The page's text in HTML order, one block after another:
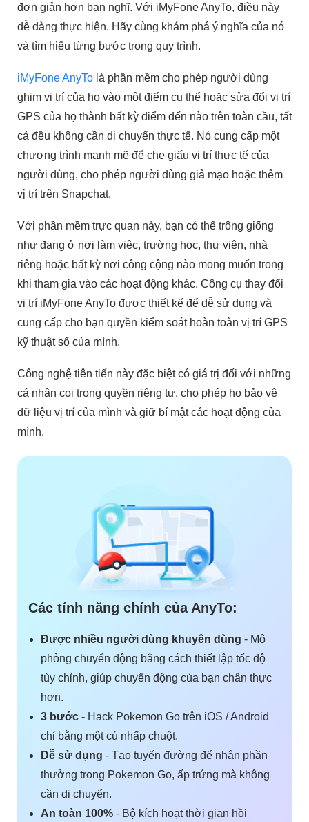
đơn giản hơn bạn nghĩ. Với iMyFone AnyTo, điều này
dễ dàng thực hiện. Hãy cùng khám phá ý nghĩa của nó
và tìm hiểu từng bước trong quy trình.
iMyFone AnyTo là phần mềm cho phép người dùng
ghim vị trí của họ vào một điểm cụ thể hoặc sửa đổi vị trí
GPS của họ thành bất kỳ điểm đến nào trên toàn cầu, tất
cả đều không cần di chuyển thực tế. Nó cung cấp một
chương trình mạnh mẽ để che giấu vị trí thực tế của
người dùng, cho phép người dùng giả mạo hoặc thêm
vị trí trên Snapchat.
Với phần mềm trực quan này, bạn có thể trông giống
như đang ở nơi làm việc, trường học, thư viện, nhà
riêng hoặc bất kỳ nơi công cộng nào mong muốn trong
khi tham gia vào các hoạt động khác. Công cụ thay đổi
vị trí iMyFone AnyTo được thiết kế để dễ sử dụng và
cung cấp cho bạn quyền kiểm soát hoàn toàn vị trí GPS
kỹ thuật số của mình.
Công nghệ tiên tiến này đặc biệt có giá trị đối với những
cá nhân coi trọng quyền riêng tư, cho phép họ bảo vệ
dữ liệu vị trí của mình và giữ bí mật các hoạt động của
mình.
Các tính năng chính của AnyTo:
Được nhiều người dùng khuyên dùng - Mô
phỏng chuyển động bằng cách thiết lập tốc độ
tùy chỉnh, giúp chuyển động của bạn chân thực
hơn.
3 bước - Hack Pokemon Go trên iOS / Android
chỉ bằng một cú nhấp chuột.
Dễ sử dụng - Tạo tuyến đường để nhận phần
thưởng trong Pokemon Go, ấp trứng mà không
cần di chuyển.
An toàn 100% - Bộ kích hoạt thời gian hồi